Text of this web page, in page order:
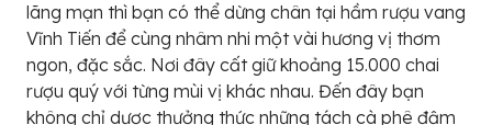
lãng mạn thì bạn có thể dừng chân tại hầm rượu vang
Vĩnh Tiến để cùng nhâm nhi một vài hương vị thơm
ngon, đặc sắc. Nơi đây cất giữ khoảng 15.000 chai
rượu quý với từng mùi vị khác nhau. Đến đây bạn
không chỉ dược thưởng thức những tách cà phê đậm